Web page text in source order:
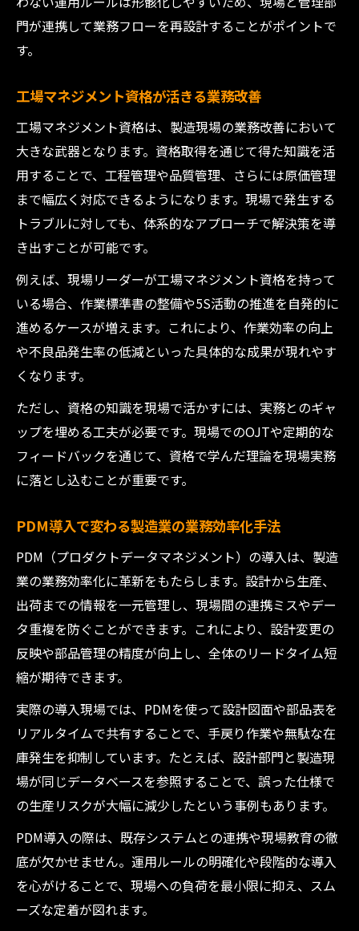
門が連携して業務フローを再設計することがポイントで
す。
工場マネジメント資格が活きる業務改善
工場マネジメント資格は、製造現場の業務改善において
大きな武器となります。資格取得を通じて得た知識を活
用することで、工程管理や品質管理、さらには原価管理
まで幅広く対応できるようになります。現場で発生する
トラブルに対しても、体系的なアプローチで解決策を導
き出すことが可能です。
例えば、現場リーダーが工場マネジメント資格を持って
いる場合、作業標準書の整備や5S活動の推進を自発的に
進めるケースが増えます。これにより、作業効率の向上
や不良品発生率の低減といった具体的な成果が現れやす
くなります。
ただし、資格の知識を現場で活かすには、実務とのギャ
ップを埋める工夫が必要です。現場でのOJTや定期的な
フィードバックを通じて、資格で学んだ理論を現場実務
に落とし込むことが重要です。
PDM導入で変わる製造業の業務効率化手法
PDM（プロダクトデータマネジメント）の導入は、製造
業の業務効率化に革新をもたらします。設計から生産、
出荷までの情報を一元管理し、現場間の連携ミスやデー
タ重複を防ぐことができます。これにより、設計変更の
反映や部品管理の精度が向上し、全体のリードタイム短
縮が期待できます。
実際の導入現場では、PDMを使って設計図面や部品表を
リアルタイムで共有することで、手戻り作業や無駄な在
庫発生を抑制しています。たとえば、設計部門と製造現
場が同じデータベースを参照することで、誤った仕様で
の生産リスクが大幅に減少したという事例もあります。
PDM導入の際は、既存システムとの連携や現場教育の徹
底が欠かせません。運用ルールの明確化や段階的な導入
を心がけることで、現場への負荷を最小限に抑え、スム
ーズな定着が図れます。